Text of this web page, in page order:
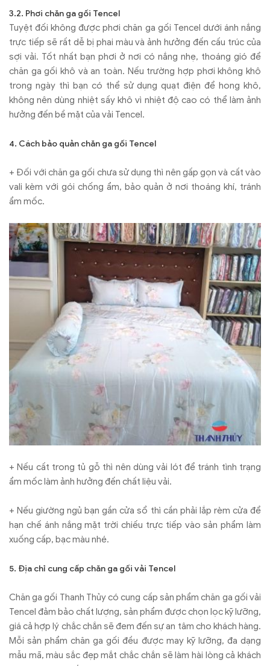
3.2. Phơi chăn ga gối Tencel
Tuyệt đối không được phơi chăn ga gối Tencel dưới ánh nắng
trực tiếp sẽ rất dễ bị phai màu và ảnh hưởng đến cấu trúc của
sợi vải. Tốt nhất bạn phơi ở nơi có nắng nhẹ, thoáng gió để
chăn ga gối khô và an toàn. Nếu trường hợp phơi không khô
trong ngày thì bạn có thể sử dụng quạt điện để hong khô,
không nên dùng nhiệt sấy khô vì nhiệt độ cao có thể làm ảnh
hưởng đến bề mặt của vải Tencel.
4. Cách bảo quản chăn ga gối Tencel
+ Đối với chăn ga gối chưa sử dụng thì nên gấp gọn và cất vào
vali kèm với gói chống ẩm, bảo quản ở nơi thoáng khí, tránh
ẩm mốc.
+ Nếu cất trong tủ gỗ thì nên dùng vải lót để tránh tình trạng
ẩm mốc làm ảnh hưởng đến chất liệu vải.
+ Nếu giường ngủ bạn gần cửa sổ thì cần phải lắp rèm cửa để
hạn chế ánh nắng mặt trời chiếu trực tiếp vào sản phẩm làm
xuống cấp, bạc màu nhé.
5. Địa chỉ cung cấp chăn ga gối vải Tencel
Chăn ga gối Thanh Thủy có cung cấp sản phẩm chăn ga gối vải
Tencel đảm bảo chất lượng, sản phẩm được chọn lọc kỹ lưỡng,
giá cả hợp lý chắc chắn sẽ đem đến sự an tâm cho khách hàng.
Mỗi sản phẩm chăn ga gối đều được may kỹ lưỡng, đa dạng
mẫu mã, màu sắc đẹp mắt chắc chắn sẽ làm hài lòng cả khách